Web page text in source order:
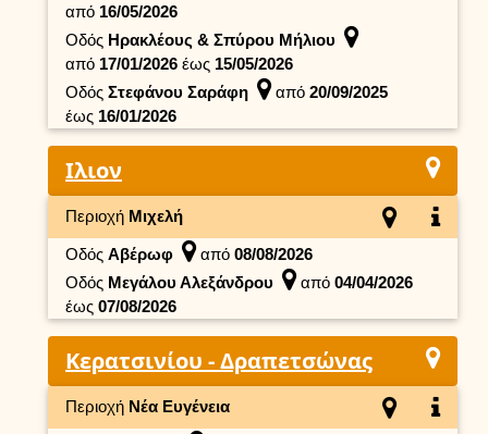
από 16/05/2026
Οδός Ηρακλέους & Σπύρου Μήλιου
από 17/01/2026 έως 15/05/2026
Οδός Στεφάνου Σαράφη από 20/09/2025
έως 16/01/2026
Ιλιον
Περιοχή Μιχελή
Οδός Αβέρωφ από 08/08/2026
Οδός Μεγάλου Αλεξάνδρου από 04/04/2026
έως 07/08/2026
Κερατσινίου - Δραπετσώνας
Περιοχή Νέα Ευγένεια